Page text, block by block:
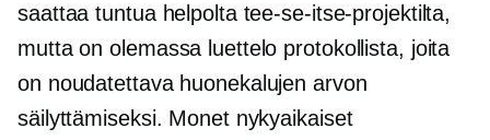
saattaa tuntua helpolta tee-se-itse-projektilta,
mutta on olemassa luettelo protokollista, joita
on noudatettava huonekalujen arvon
säilyttämiseksi. Monet nykyaikaiset